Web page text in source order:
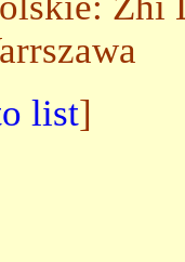
list]